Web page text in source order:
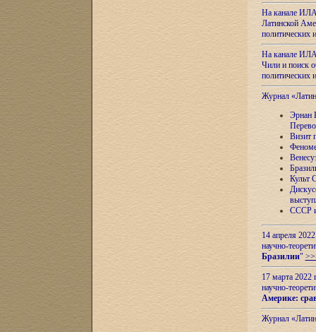
На канале
Латинской
На канале
Чили и поиск
Журнал
Эрнан
Визит
Культ
СССР и
14 апреля
научно-
Бразилии"
17 марта 2022
научно-
Америке:
Журнал